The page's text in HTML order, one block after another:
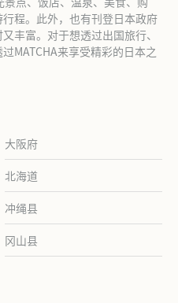
程。此外，也有刊登日本政府
丰富。对于想透过出国旅行、
MATCHA来享受精彩的日本之
大阪府
北海道
冲绳县
冈山县